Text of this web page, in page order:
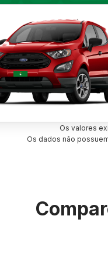
Os valores
Os dados não